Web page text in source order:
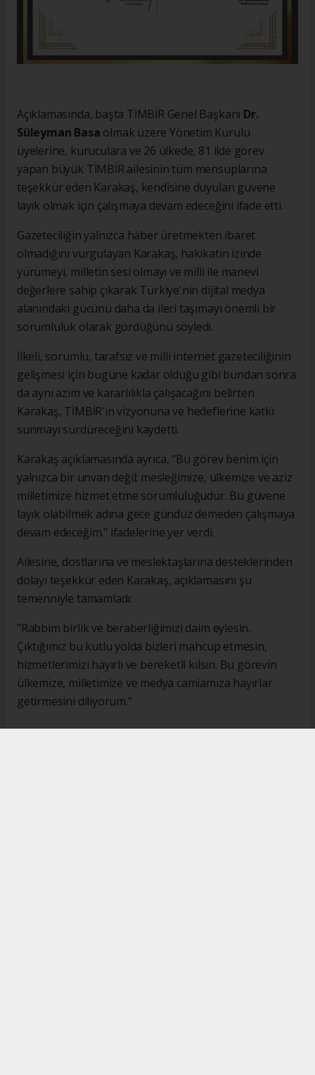
Açıklamasında, başta TİMBİR Genel Başkanı Dr.
Süleyman Basa olmak üzere Yönetim Kurulu
üyelerine, kuruculara ve 26 ülkede, 81 ilde görev
yapan büyük TİMBİR ailesinin tüm mensuplarına
teşekkür eden Karakaş, kendisine duyulan güvene
layık olmak için çalışmaya devam edeceğini ifade etti.
Gazeteciliğin yalnızca haber üretmekten ibaret
olmadığını vurgulayan Karakaş, hakikatin izinde
yürümeyi, milletin sesi olmayı ve milli ile manevi
değerlere sahip çıkarak Türkiye'nin dijital medya
alanındaki gücünü daha da ileri taşımayı önemli bir
sorumluluk olarak gördüğünü söyledi.
İlkeli, sorumlu, tarafsız ve milli internet gazeteciliğinin
gelişmesi için bugüne kadar olduğu gibi bundan sonra
da aynı azim ve kararlılıkla çalışacağını belirten
Karakaş, TİMBİR'in vizyonuna ve hedeflerine katkı
sunmayı sürdüreceğini kaydetti.
Karakaş açıklamasında ayrıca, "Bu görev benim için
yalnızca bir unvan değil; mesleğimize, ülkemize ve aziz
milletimize hizmet etme sorumluluğudur. Bu güvene
layık olabilmek adına gece gündüz demeden çalışmaya
devam edeceğim." ifadelerine yer verdi.
Ailesine, dostlarına ve meslektaşlarına desteklerinden
dolayı teşekkür eden Karakaş, açıklamasını şu
temenniyle tamamladı:
"Rabbim birlik ve beraberliğimizi daim eylesin.
Çıktığımız bu kutlu yolda bizleri mahcup etmesin,
hizmetlerimizi hayırlı ve bereketli kılsın. Bu görevin
ülkemize, milletimize ve medya camiamıza hayırlar
getirmesini diliyorum."